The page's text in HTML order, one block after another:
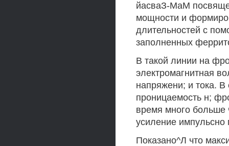
йасваЗ-МаМ
мощности и
длительностей с
заполненных
В такой линии на
электромагнитная
напряжени; и тока. В
проницаемость н;
время много больше
усиление
Показано^Л что